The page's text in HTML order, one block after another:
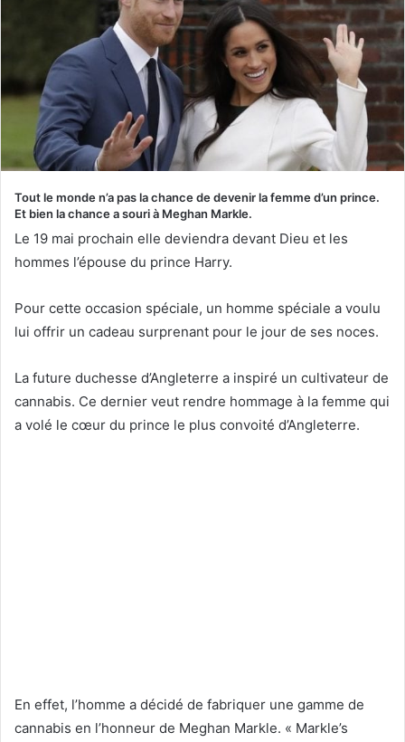
Tout le monde n’a pas la chance de devenir la femme d’un prince.
Et bien la chance a souri à Meghan Markle.
Le 19 mai prochain elle deviendra devant Dieu et les
hommes l’épouse du prince Harry.
Pour cette occasion spéciale, un homme spéciale a voulu
lui offrir un cadeau surprenant pour le jour de ses noces.
La future duchesse d’Angleterre a inspiré un cultivateur de
cannabis. Ce dernier veut rendre hommage à la femme qui
a volé le cœur du prince le plus convoité d’Angleterre.
En effet, l’homme a décidé de fabriquer une gamme de
cannabis en l’honneur de Meghan Markle. « Markle’s